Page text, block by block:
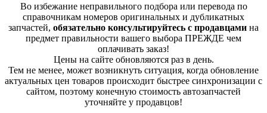
Во избежание неправильного подбора или перевода по
справочникам номеров оригинальных и дубликатных
запчастей, обязательно консультируйтесь с продавцами на
предмет правильности вашего выбора ПРЕЖДЕ чем
оплачивать заказ!
Цены на сайте обновляются раз в день.
Тем не менее, может возникнуть ситуация, когда обновление
актуальных цен товаров происходит быстрее синхронизации с
сайтом, поэтому конечную стоимость автозапчастей
уточняйте у продавцов!